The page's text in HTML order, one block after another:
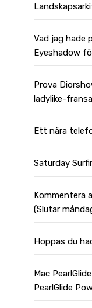
Vad jag hade
Eyeshadow
Prova
ladylike-
Ett nära
Saturday
Kommentera
(Slutar
Hoppas du
Mac
PearlGlide